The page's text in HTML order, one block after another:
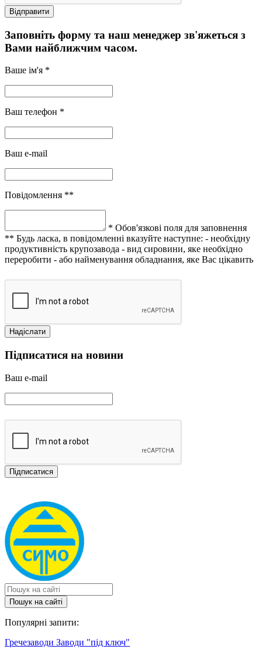
Заповніть форму та наш менеджер зв'яжеться з
Вами найближчим часом.
Ваше ім'я *
Ваш телефон *
Ваш e-mail
Повідомлення **
* Обов'язкові поля для заповнення
** Будь ласка, в повідомленні вказуйте наступне: - необхідну
продуктивність крупозавода - вид сировини, яке необхідно
переробити - або найменування обладнання, яке Вас цікавить
Підписатися на новини
Ваш e-mail
Пошук на сайтi
Популярні запити:
Гречезаводи Заводи "під ключ"